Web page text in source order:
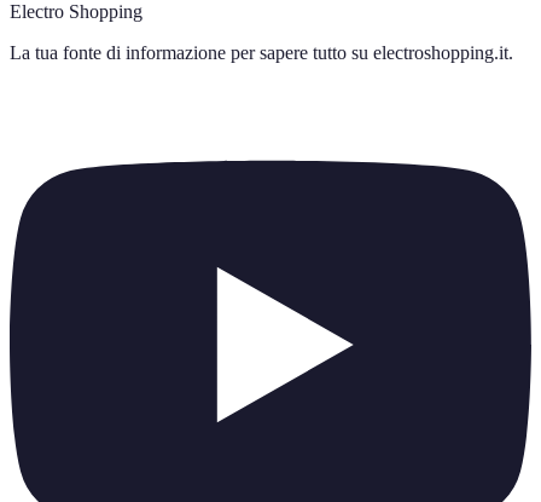
Electro Shopping
La tua fonte di informazione per sapere tutto su electroshopping.it.